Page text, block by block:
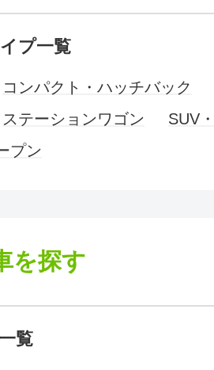
プ一覧
コンパクト・ハッチバック
ステーションワゴン
SUV
プン
を探す
覧